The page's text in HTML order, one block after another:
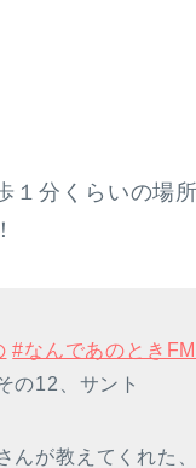
１分くらいの場
#なんであのときFM
の12、サント
んが教えてくれた